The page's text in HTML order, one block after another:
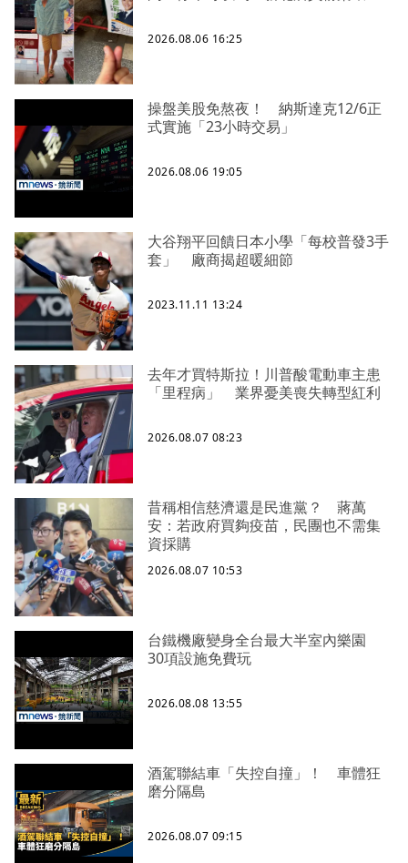
2026.08.06 16:25
操盤美股免熬夜！ 納斯達克12/6正
式實施「23小時交易」
2026.08.06 19:05
大谷翔平回饋日本小學「每校普發3手
套」 廠商揭超暖細節
2023.11.11 13:24
去年才買特斯拉！川普酸電動車主患
「里程病」 業界憂美喪失轉型紅利
2026.08.07 08:23
昔稱相信慈濟還是民進黨？ 蔣萬
安：若政府買夠疫苗，民團也不需集
資採購
2026.08.07 10:53
台鐵機廠變身全台最大半室內樂園
30項設施免費玩
2026.08.08 13:55
酒駕聯結車「失控自撞」！ 車體狂
磨分隔島
2026.08.07 09:15